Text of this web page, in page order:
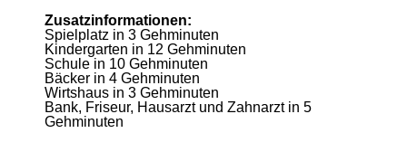
Zusatzinformationen:
Spielplatz in 3 Gehminuten
Kindergarten in 12 Gehminuten
Schule in 10 Gehminuten
Bäcker in 4 Gehminuten
Wirtshaus in 3 Gehminuten
Bank, Friseur, Hausarzt und Zahnarzt in 5
Gehminuten